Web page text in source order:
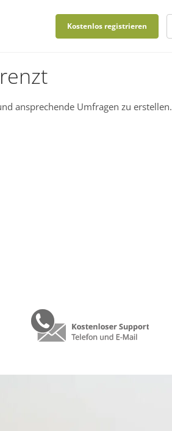
Kostenlos registrieren
ansprechende Umfragen zu erstellen.